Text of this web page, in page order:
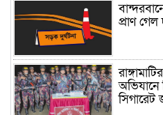
প্রাণ
অভিযানে
সিগারেট